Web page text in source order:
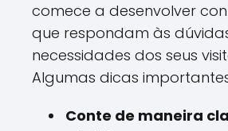
comece a desenvolver
que respondam às
necessidades dos seus
Algumas dicas
Conte de maneira